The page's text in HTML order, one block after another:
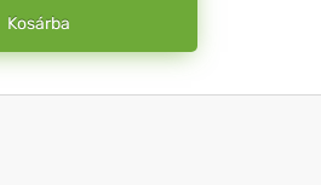
Kosárba